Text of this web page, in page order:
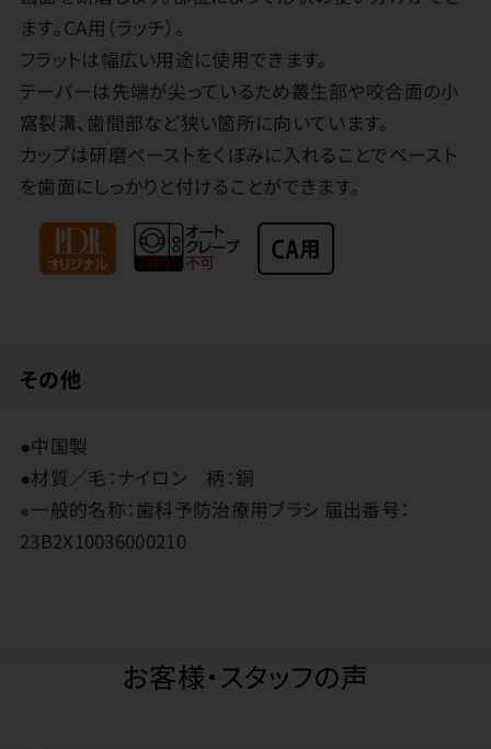
ます。CA用（ラッチ）。
フラットは幅広い用途に使用できます。
テーパーは先端が尖っているため叢生部や咬合面の小
窩裂溝、歯間部など狭い箇所に向いています。
カップは研磨ペーストをくぼみに入れることでペースト
を歯面にしっかりと付けることができます。
その他
●中国製
●材質／毛：ナイロン 柄：銅
※一般的名称：歯科予防治療用ブラシ 届出番号：
23B2X10036000210
お客様・スタッフの声